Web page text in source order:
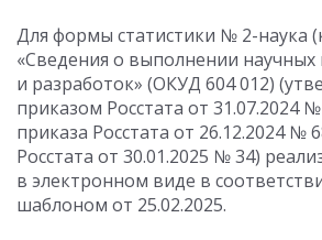
Для формы статистики № 2-наука
«Сведения о выполнении научных
и разработок» (ОКУД 604 012)
приказом Росстата от 31.07.2024№
приказа Росстата от 26.12.2024№
Росстата от 30.01.2025 № 34)
в электронном виде в
шаблоном от 25.02.2025.